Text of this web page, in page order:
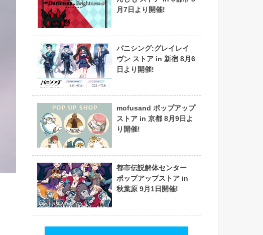
月7日より開催!
パニシング:グレイレイ
ヴン ストア in 新宿 8月6
日より開催!
mofusand ポップアップ
ストア in 京都 8月9日よ
り開催!
都市伝説解体センター
ポップアップストア in
秋葉原 9月1日開催!